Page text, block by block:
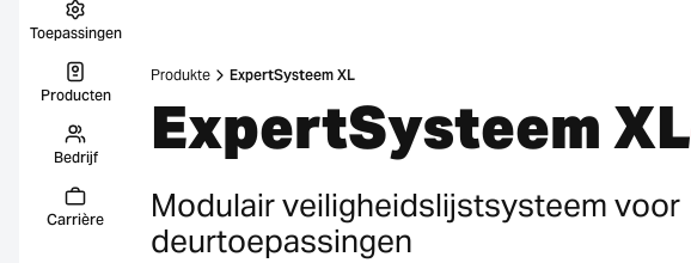
Toepassingen
Producten
Bedrijf
Carrière
Produkte ExpertSysteem XL
ExpertSysteem XL
Modulair veiligheidslijstsysteem voor
deurtoepassingen